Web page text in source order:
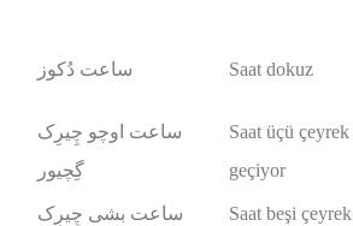
Saat dokuz ساعت دُکوز
Saat üçü çeyrek
geçiyor
ساعت اوچو چِیرِک
گِچیور
Saat beşi çeyrek
ساعت بشی چِیرِک